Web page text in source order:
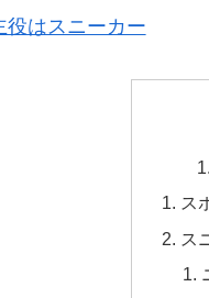
役はスニーカー
ス
ス